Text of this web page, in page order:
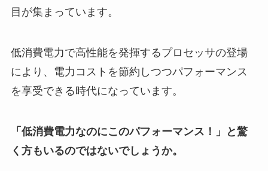
目が集まっています。
低消費電力で高性能を発揮するプロセッサの登場
により、電力コストを節約しつつパフォーマンス
を享受できる時代になっています。
「低消費電力なのにこのパフォーマンス！」と驚
く方もいるのではないでしょうか。